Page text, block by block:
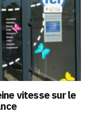
vitesse sur le